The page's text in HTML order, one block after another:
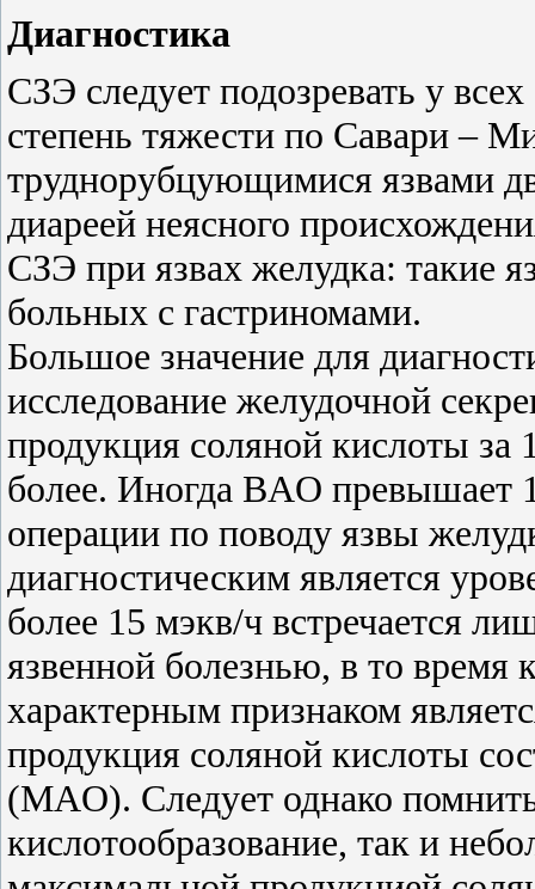
Диагностика
СЗЭ следует подозревать у
степень тяжести по Савари –
труднорубцующимися язвами
диареей неясного
СЗЭ при язвах желудка: такие
больных с гастриномами.
Большое значение для
исследование желудочной
продукция соляной кислоты за
более. Иногда BAO превышает
операции по поводу язвы
диагностическим является
более 15 мэкв/ч встречается
язвенной болезнью, в то
характерным признаком
продукция соляной кислоты
(MAO). Следует однако
кислотообразование, так и